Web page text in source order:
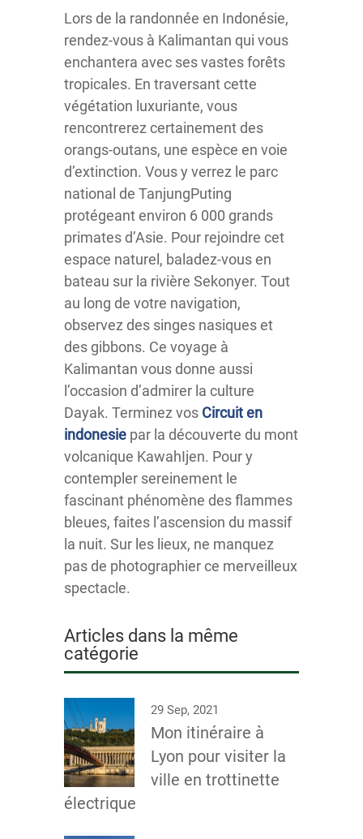
Lors de la randonnée en Indonésie,
rendez-vous à Kalimantan qui vous
enchantera avec ses vastes forêts
tropicales. En traversant cette
végétation luxuriante, vous
rencontrerez certainement des
orangs-outans, une espèce en voie
d’extinction. Vous y verrez le parc
national de TanjungPuting
protégeant environ 6 000 grands
primates d’Asie. Pour rejoindre cet
espace naturel, baladez-vous en
bateau sur la rivière Sekonyer. Tout
au long de votre navigation,
observez des singes nasiques et
des gibbons. Ce voyage à
Kalimantan vous donne aussi
l’occasion d’admirer la culture
Dayak. Terminez vos Circuit en
indonesie par la découverte du mont
volcanique KawahIjen. Pour y
contempler sereinement le
fascinant phénomène des flammes
bleues, faites l’ascension du massif
la nuit. Sur les lieux, ne manquez
pas de photographier ce merveilleux
spectacle.
Articles dans la même
catégorie
29 Sep, 2021
Mon itinéraire à
Lyon pour visiter la
ville en trottinette
électrique